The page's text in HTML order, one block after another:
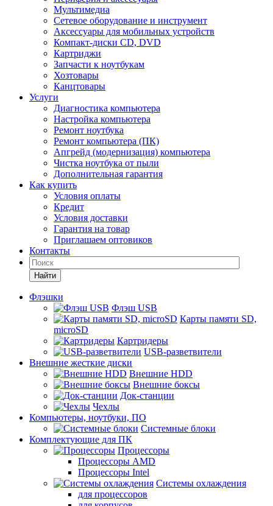
Мультимедиа
Сетевое оборудование и инструмент
Аксессуары для мобильных устройств
Компакт-диски CD, DVD
Картриджи
Запчасти к ноутбукам
Хозтовары
Канцтовары
Услуги
Диагностика компьютера
Настройка компьютера
Ремонт ноутбука
Ремонт компьютера (ПК)
Апгрейд (модернизация) компьютера
Чистка ноутбука от пыли
Дополнительная гарантия
Как купить
Условия оплаты
Кредит
Условия доставки
Гарантия на товар
Приглашаем оптовиков
Контакты
Найти
Флэшки
Флэш USB
Карты памяти SD,
microSD
Картридеры
USB-разветвители
Внешние жесткие диски
Внешние HDD
Внешние боксы
Док-станции
Чехлы
Компьютеры, ноутбуки, ПО
Системные блоки
Комплектующие для ПК
Процессоры
Процессоры AMD
Процессоры Intel
Системы охлаждения
для процессоров